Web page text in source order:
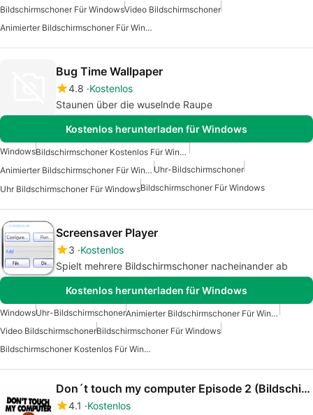
Bildschirmschoner Für WindowsVideo Bildschirmschoner
Animierter Bildschirmschoner Für Windows
Bug Time Wallpaper
4.8 Kostenlos
Staunen über die wuselnde Raupe
Kostenlos herunterladen für Windows
Windows
Bildschirmschoner Kostenlos Für Windows
Animierter Bildschirmschoner Für Windows Uhr-Bildschirmschoner
Uhr Bildschirmschoner Für WindowsBildschirmschoner Für Windows
Screensaver Player
3 Kostenlos
Spielt mehrere Bildschirmschoner nacheinander ab
Kostenlos herunterladen für Windows
WindowsUhr-Bildschirmschoner
Animierter Bildschirmschoner Für Windows
Video BildschirmschonerBildschirmschoner Für Windows
Bildschirmschoner Kostenlos Für Windows
Don´t touch my computer Episode 2 (Bildschirmschoner)
4.1
Kostenlos